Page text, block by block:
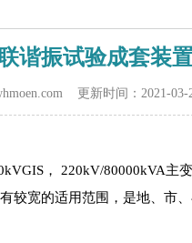
谐振试验成套装
更新时间：2021-03-
， 220kV/80000kVA主
较宽的适用范围，是地、市